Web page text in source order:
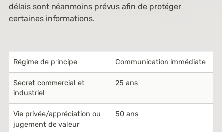
délais sont néanmoins prévus afin de protéger
certaines informations.
Régime de principe Communication immédiate
Secret commercial et
industriel
25 ans
Vie privée/appréciation ou
jugement de valeur
50 ans